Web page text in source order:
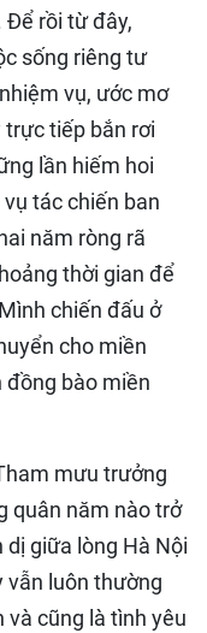
Để rồi từ đây,
sống riêng tư
vụ, ước mơ
tiếp bắn rơi
lần hiếm hoi
tác chiến ban
năm ròng rã
thời gian để
chiến đấu ở
cho miền
bào miền
mưu trưởng
quân năm nào trở
giữa lòng Hà Nội
vẫn luôn thường
và cũng là tình yêu